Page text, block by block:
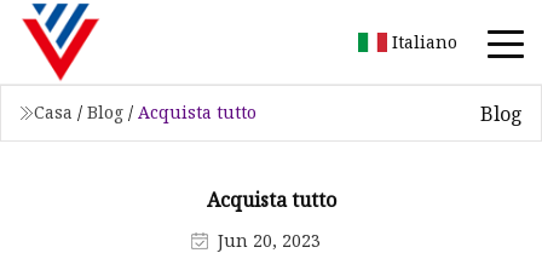
Italiano
Casa / Blog / Acquista tutto Blog
Acquista tutto
Jun 20, 2023